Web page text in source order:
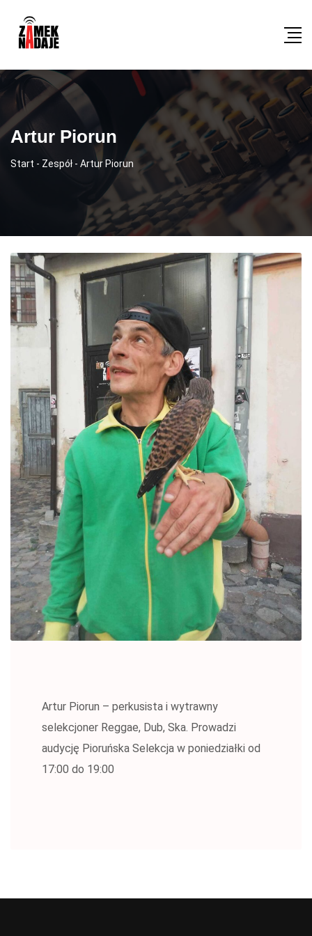
Artur Piorun
Start - Zespół - Artur Piorun
Artur Piorun – perkusista i wytrawny
selekcjoner Reggae, Dub, Ska. Prowadzi
audycję Pioruńska Selekcja w poniedziałki od
17:00 do 19:00